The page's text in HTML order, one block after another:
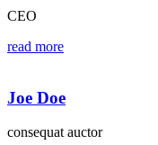
CEO
read more
Joe Doe
consequat auctor